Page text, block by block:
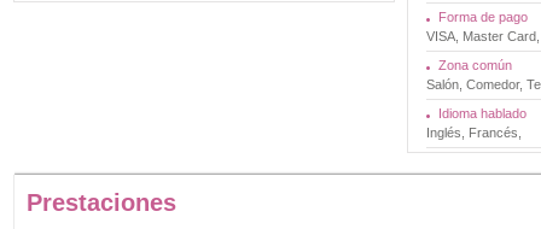
Forma de pago
VISA, Master
Zona común
Salón, Comedor,
Idioma hablado
Inglés, Francés,
Prestaciones